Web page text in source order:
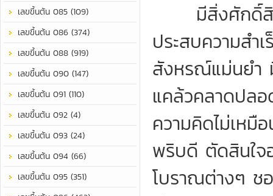
เลขขึ้นต้น 085 (109)
เลขขึ้นต้น 086 (374)
เลขขึ้นต้น 088 (919)
เลขขึ้นต้น 090 (147)
เลขขึ้นต้น 091 (110)
เลขขึ้นต้น 092 (4)
เลขขึ้นต้น 093 (24)
เลขขึ้นต้น 094 (66)
เลขขึ้นต้น 095 (351)
มีสิ่งศักดิ์สิทธิ์
ประสบความสำ
สังหรณ์แม่นยำ
แคล้วคลาดปลอ
ความคิดไม่เหมื
พริบดี ตัดสินใจ
โบราณต่างๆ ช